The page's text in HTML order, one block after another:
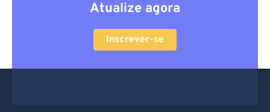
Atualize agora
Inscrever-se